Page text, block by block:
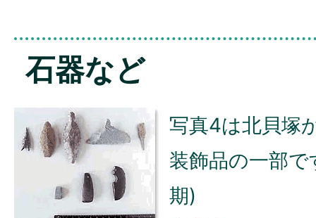
石器など
写真4は北貝塚
装飾品の一部
期)